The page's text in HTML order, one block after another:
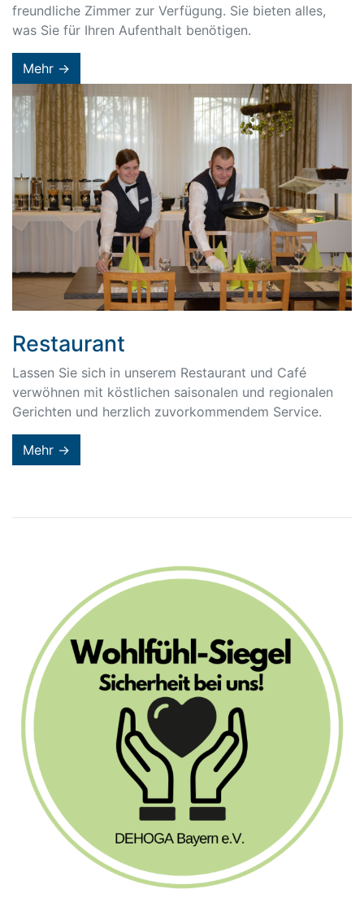
freundliche Zimmer zur Verfügung. Sie bieten alles,
was Sie für Ihren Aufenthalt benötigen.
Mehr →
Restaurant
Lassen Sie sich in unserem Restaurant und Café
verwöhnen mit köstlichen saisonalen und regionalen
Gerichten und herzlich zuvorkommendem Service.
Mehr →